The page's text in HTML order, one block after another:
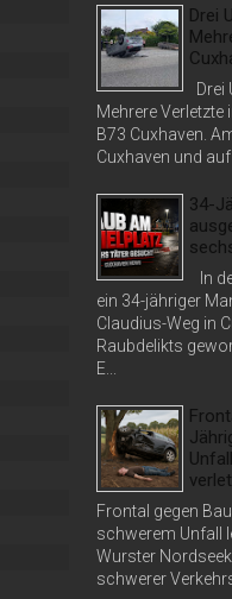
Drei
Drei
Mehrere Verletzte
B73 Cuxhaven.
Cuxhaven und auf
34-
In
ein 34-jähriger
Claudius-Weg in
Raubdelikts
E...
Frontal gegen
schwerem Unfall
Wurster
schwerer